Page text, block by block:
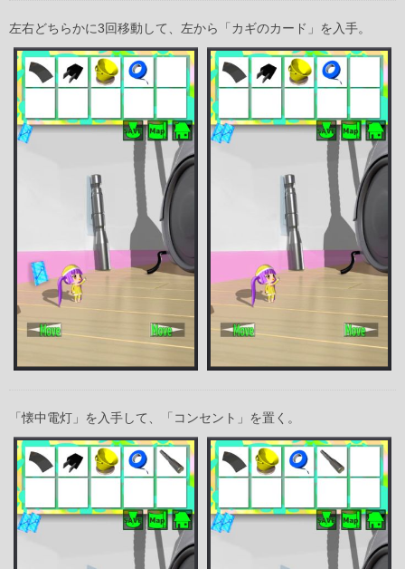
左右どちらかに3回移動して、左から「カギのカード」を入手。
「懐中電灯」を入手して、「コンセント」を置く。